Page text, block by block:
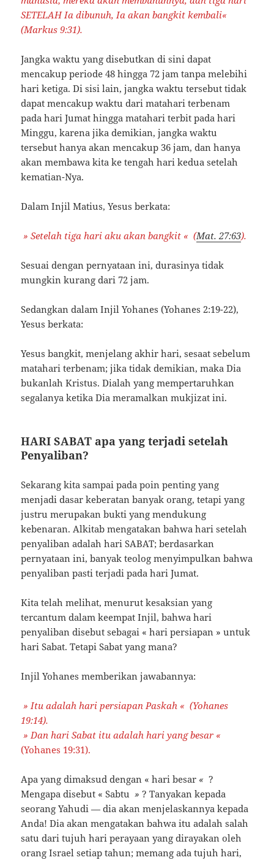
SETELAH Ia dibunuh, Ia akan bangkit kembali«
(Markus 9:31).
Jangka waktu yang disebutkan di sini dapat
mencakup periode 48 hingga 72 jam tanpa melebihi
hari ketiga. Di sisi lain, jangka waktu tersebut tidak
dapat mencakup waktu dari matahari terbenam
pada hari Jumat hingga matahari terbit pada hari
Minggu, karena jika demikian, jangka waktu
tersebut hanya akan mencakup 36 jam, dan hanya
akan membawa kita ke tengah hari kedua setelah
kematian-Nya.
Dalam Injil Matius, Yesus berkata:
» Setelah tiga hari aku akan bangkit « (Mat. 27:63).
Sesuai dengan pernyataan ini, durasinya tidak
mungkin kurang dari 72 jam.
Sedangkan dalam Injil Yohanes (Yohanes 2:19-22),
Yesus berkata:
Yesus bangkit, menjelang akhir hari, sesaat sebelum
matahari terbenam; jika tidak demikian, maka Dia
bukanlah Kristus. Dialah yang mempertaruhkan
segalanya ketika Dia meramalkan mukjizat ini.
HARI SABAT apa yang terjadi setelah
Penyaliban?
Sekarang kita sampai pada poin penting yang
menjadi dasar keberatan banyak orang, tetapi yang
justru merupakan bukti yang mendukung
kebenaran. Alkitab mengatakan bahwa hari setelah
penyaliban adalah hari SABAT; berdasarkan
pernyataan ini, banyak teolog menyimpulkan bahwa
penyaliban pasti terjadi pada hari Jumat.
Kita telah melihat, menurut kesaksian yang
tercantum dalam keempat Injil, bahwa hari
penyaliban disebut sebagai « hari persiapan » untuk
hari Sabat. Tetapi Sabat yang mana?
Injil Yohanes memberikan jawabannya:
» Itu adalah hari persiapan Paskah « (Yohanes
19:14).
» Dan hari Sabat itu adalah hari yang besar «
(Yohanes 19:31).
Apa yang dimaksud dengan « hari besar « ?
Mengapa disebut « Sabtu »? Tanyakan kepada
seorang Yahudi — dia akan menjelaskannya kepada
Anda! Dia akan mengatakan bahwa itu adalah salah
satu dari tujuh hari perayaan yang dirayakan oleh
orang Israel setiap tahun; memang ada tujuh hari,